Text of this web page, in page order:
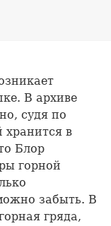
В архиве
судя по
хранится в
Блор
горной
забыть. В
гряда,